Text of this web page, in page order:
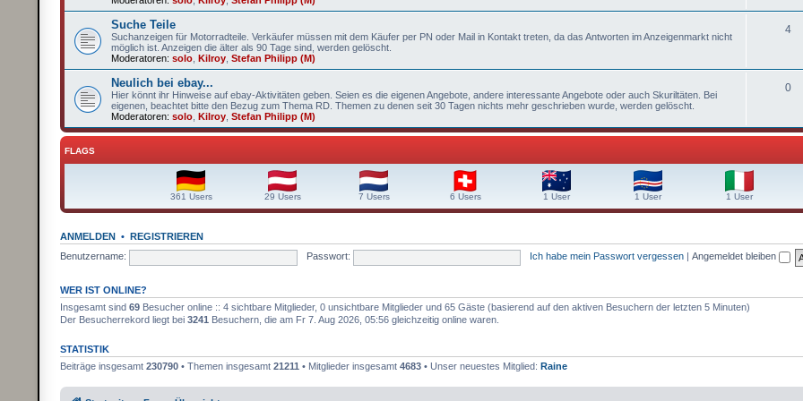
Suche Teile
Suchanzeigen für Motorradteile. Verkäufer müssen mit dem Käufer per PN oder Mail in Kontakt treten, da das Antworten im Anzeigenmarkt nicht
möglich ist. Anzeigen die älter als 90 Tage sind, werden gelöscht.
Moderatoren: solo ,Kilroy ,Stefan Philipp (M)
4
Neulich bei ebay...
Hier könnt ihr Hinweise auf ebay-Aktivitäten geben. Seien es die eigenen Angebote, andere interessante Angebote oder auch Skuriltäten. Bei
eigenen, beachtet bitte den Bezug zum Thema RD. Themen zu denen seit 30 Tagen nichts mehr geschrieben wurde, werden gelöscht.
Moderatoren: solo ,Kilroy ,Stefan Philipp (M)
0
FLAGS
361 Users 29 Users 7 Users 6 Users 1 User 1 User 1 User
ANMELDEN •REGISTRIEREN
Benutzername:
Passwort: Ich habe mein Passwort vergessen Angemeldet bleiben
WER IST ONLINE?
Insgesamt sind69 Besucher online :: 4 sichtbare Mitglieder, 0 unsichtbare Mitglieder und 65 Gäste (basierend auf den aktiven Besuchern der letzten 5 Minuten)
Der Besucherrekord liegt bei3241 Besuchern, die am Fr 7. Aug 2026, 05:56 gleichzeitig online waren.
STATISTIK
Beiträge insgesamt230790 • Themen insgesamt21211 • Mitglieder insgesamt4683 • Unser neuestes Mitglied:Raine